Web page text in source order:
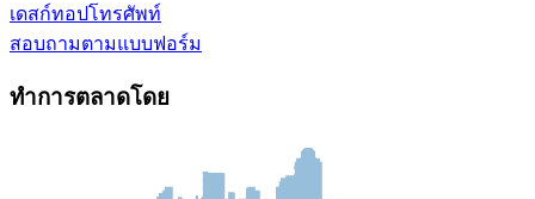
เดสก์ทอปโทรศัพท์
สอบถามตามแบบฟอร์ม
ทำการตลาดโดย